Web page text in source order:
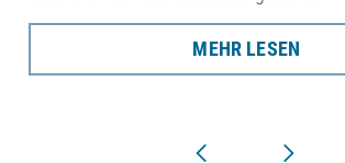
MEHR LESEN